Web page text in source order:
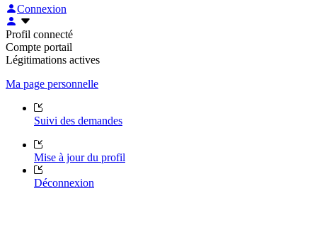
Connexion
Profil connecté
Compte portail
Légitimations actives
Ma page personnelle
Suivi des demandes
Mise à jour du profil
Déconnexion